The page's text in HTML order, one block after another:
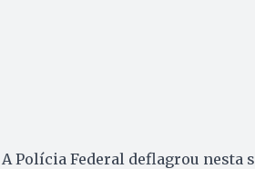
A Polícia Federal deflagrou nesta